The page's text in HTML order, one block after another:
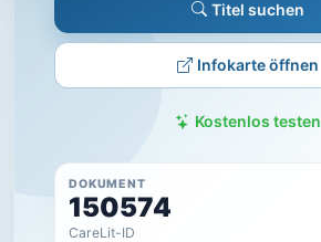
Titel suchen
Infokarte öffnen
Kostenlos testen
DOKUMENT
150574
CareLit-ID